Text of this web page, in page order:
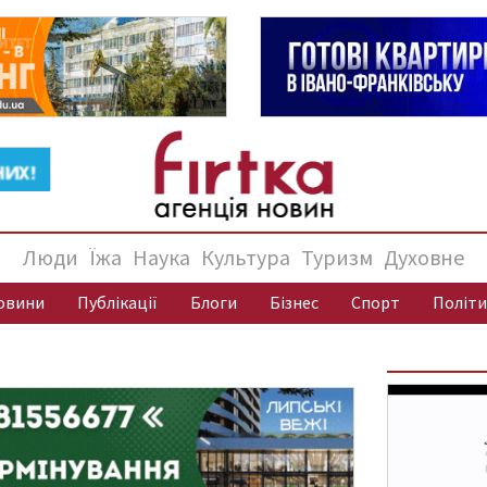
Люди Їжа Наука Культура Туризм Духовне
Публікації Блоги Бізнес Спорт